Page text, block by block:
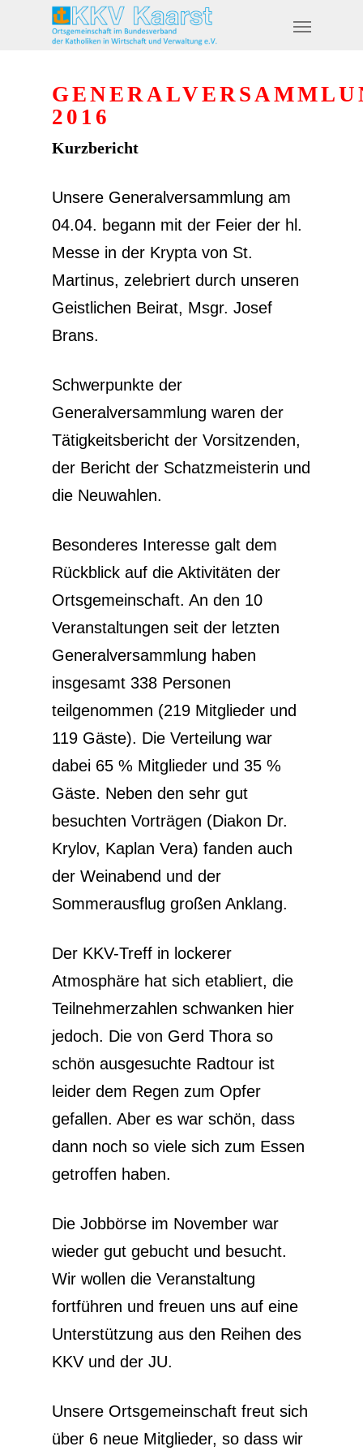
2016
Kurzbericht
Unsere Generalversammlung am
04.04. begann mit der Feier der hl.
Messe in der Krypta von St.
Martinus, zelebriert durch unseren
Geistlichen Beirat, Msgr. Josef
Brans.
Schwerpunkte der
Generalversammlung waren der
Tätigkeitsbericht der Vorsitzenden,
der Bericht der Schatzmeisterin und
die Neuwahlen.
Besonderes Interesse galt dem
Rückblick auf die Aktivitäten der
Ortsgemeinschaft. An den 10
Veranstaltungen seit der letzten
Generalversammlung haben
insgesamt 338 Personen
teilgenommen (219 Mitglieder und
119 Gäste). Die Verteilung war
dabei 65 % Mitglieder und 35 %
Gäste. Neben den sehr gut
besuchten Vorträgen (Diakon Dr.
Krylov, Kaplan Vera) fanden auch
der Weinabend und der
Sommerausflug großen Anklang.
Der KKV-Treff in lockerer
Atmosphäre hat sich etabliert, die
Teilnehmerzahlen schwanken hier
jedoch. Die von Gerd Thora so
schön ausgesuchte Radtour ist
leider dem Regen zum Opfer
gefallen. Aber es war schön, dass
dann noch so viele sich zum Essen
getroffen haben.
Die Jobbörse im November war
wieder gut gebucht und besucht.
Wir wollen die Veranstaltung
fortführen und freuen uns auf eine
Unterstützung aus den Reihen des
KKV und der JU.
Unsere Ortsgemeinschaft freut sich
über 6 neue Mitglieder, so dass wir